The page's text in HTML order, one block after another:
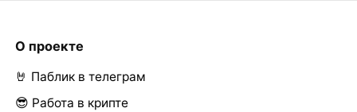
О проекте
🤘 Паблик в телеграм
😎 Работа в крипте